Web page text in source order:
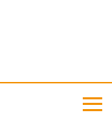
≡